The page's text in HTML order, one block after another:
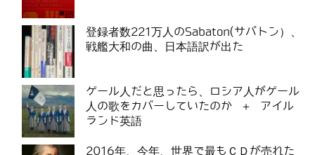
登録者数221万人のSabaton(サバトン）、
戦艦大和の曲、日本語訳が出た
ゲール人だと思ったら、ロシア人がゲール
人の歌をカバーしていたのか ＋ アイル
ランド英語
2016年、今年、世界で最もＣＤが売れた